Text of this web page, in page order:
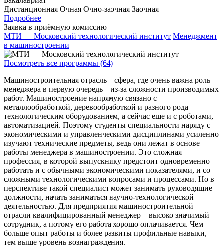
Дистанционная Очная Очно-заочная Заочная
Подробнее
Заявка в приёмную комиссию
МТИ — Московский технологический институт Менеджмент
в машиностроении
Посмотреть все программы (64)
Машиностроительная отрасль – сфера, где очень важна роль
менеджера в первую очередь – из-за сложности производимых
работ. Машиностроение напрямую связано с
металлообработкой, деревообработкой и разного рода
технологическим оборудованием, а сейчас еще и с роботами,
автоматизацией. Поэтому студенты специальности наряду с
экономическими и управленческими дисциплинами усиленно
изучают технические предметы, ведь они лежат в основе
работы менеджера в машиностроении. Это сложная
профессия, в которой выпускнику предстоит одновременно
работать и с обычными экономическими показателями, и со
сложными технологическими вопросами и процессами. Но в
перспективе такой специалист может занимать руководящие
должности, начать заниматься научно-технологической
деятельностью. Для предприятия машиностроительной
отрасли квалифицированный менеджер – высоко значимый
сотрудник, а потому его работа хорошо оплачивается. Чем
больше опыт работы и более развиты профильные навыки,
тем выше уровень вознаграждения.